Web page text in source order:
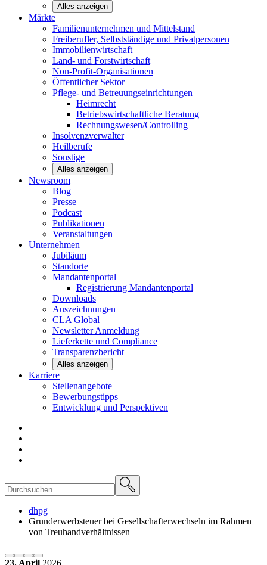
Alles anzeigen
Märkte
Familienunternehmen und Mittelstand
Freiberufler, Selbstständige und Privatpersonen
Immobilienwirtschaft
Land- und Forstwirtschaft
Non-Profit-Organisationen
Öffentlicher Sektor
Pflege- und Betreuungseinrichtungen
Heimrecht
Betriebswirtschaftliche Beratung
Rechnungswesen/Controlling
Insolvenzverwalter
Heilberufe
Sonstige
Alles anzeigen
Newsroom
Blog
Presse
Podcast
Publikationen
Veranstaltungen
Unternehmen
Jubiläum
Standorte
Mandantenportal
Registrierung Mandantenportal
Downloads
Auszeichnungen
CLA Global
NewsletterAnmeldung
Lieferkette und Compliance
Transparenzbericht
Alles anzeigen
Karriere
Stellenangebote
Bewerbungstipps
Entwicklung und Perspektiven
dhpg
Grunderwerbsteuer bei Gesellschafterwechseln im Rahmen
von Treuhandverhältnissen
23. April 2026